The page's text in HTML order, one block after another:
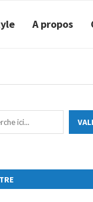
A propos